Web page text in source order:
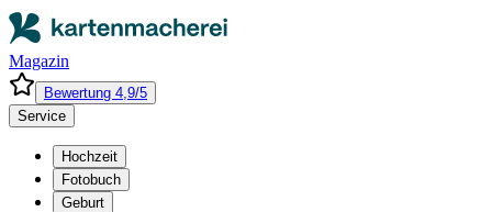
Magazin
Bewertung 4,9/5
Service
Hochzeit
Fotobuch
Geburt